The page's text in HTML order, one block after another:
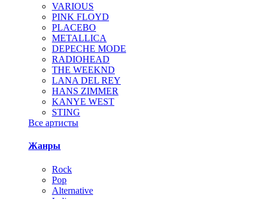
VARIOUS
PINK FLOYD
PLACEBO
METALLICA
DEPECHE MODE
RADIOHEAD
THE WEEKND
LANA DEL REY
HANS ZIMMER
KANYE WEST
STING
Все артисты
Жанры
Rock
Pop
Alternative